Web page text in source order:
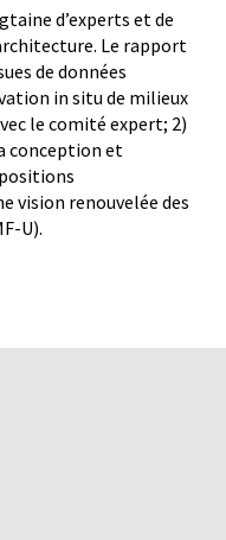
d’experts et de
Le rapport
de données
in situ de milieux
le comité expert; 2)
conception et
vision renouvelée des
U).